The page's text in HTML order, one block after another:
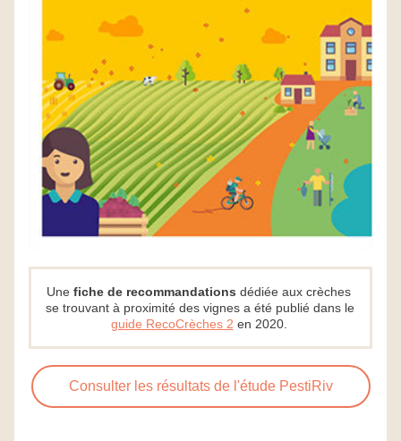
Une fiche de recommandations dédiée aux crèches
se trouvant à proximité des vignes a été publié dans le
guide RecoCrèches 2 en 2020.
Consulter les résultats de l'étude PestiRiv